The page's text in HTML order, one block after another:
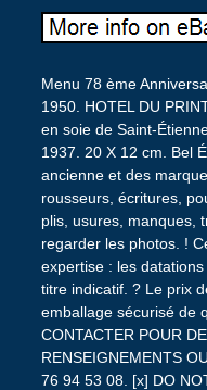
Menu 78 ème
1950. HOTEL DU
en soie de Saint-
1937. 20 X 12 cm. Bel
ancienne et des
rousseurs, écritures,
plis, usures, manques,
regarder les photos. !
expertise : les
titre indicatif. ? Le prix
emballage sécurisé de
CONTACTER POUR
RENSEIGNEMENTS
76 94 53 08. [x] DO